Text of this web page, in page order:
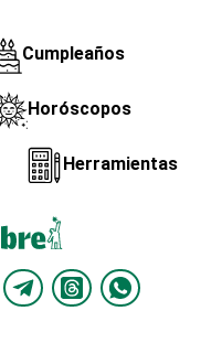
Cumpleaños
Horóscopos
Herramientas